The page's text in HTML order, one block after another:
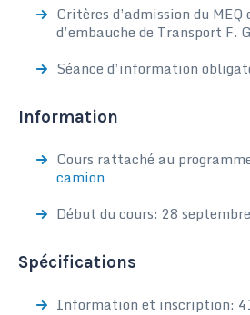
Critères d’admission du
d’embauche de Transport F.
Séance d’information
Information
Cours rattaché au
camion
Début du cours: 28
Spécifications
Information et inscription: